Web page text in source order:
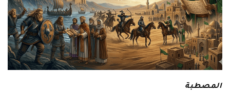
المصطبة